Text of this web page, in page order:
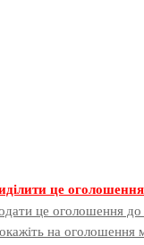
це оголошення
це оголошення до
на оголошення